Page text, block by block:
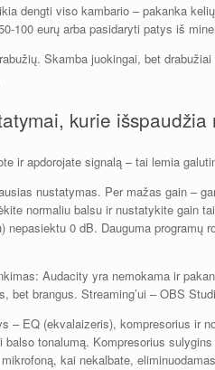
dengti viso kambario – pakanka
100 eurų arba pasidaryti patys iš
Skamba juokingai, bet
kurie išspaudžia
ir apdorojate signalą – tai lemia
nustatymas. Per mažas gain –
normaliu balsu ir nustatykite gain
0 dB. Dauguma programų
Audacity yra nemokama ir
bet brangus. Streaming’ui – OBS
– EQ (ekvalaizeris), kompresorius ir
tonalumą. Kompresorius
kai nekalbate,